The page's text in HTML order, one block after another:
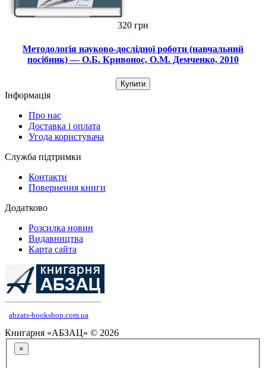
320 грн
Методологія науково-дослідної роботи (навчальний
посібник) — О.Б. Кривонос, О.М. Демченко, 2010
Купити
Інформація
Про нас
Доставка і оплата
Угода користувача
Служба підтримки
Контакти
Повернення книги
Додатково
Розсилка новин
Видавництва
Карта сайта
abzats-bookshop.com.ua
Книгарня «АБЗАЦ» © 2026
×